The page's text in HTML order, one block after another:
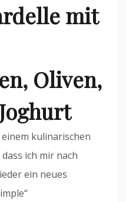
mit
Oliven,
kulinarischen
ich mir nach
ein neues